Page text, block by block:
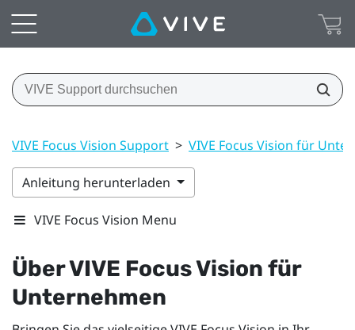
VIVE Focus Vision Support > VIVE Focus Vision für
Anleitung herunterladen
VIVE Focus Vision Menu
ÜberVIVE Focus Vision für
Unternehmen